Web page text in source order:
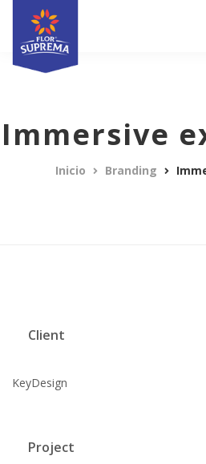
Immersive
Inicio Branding
Client
KeyDesign
Project